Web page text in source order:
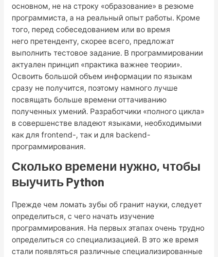
основном, не на строку «образование» в резюме
программиста, а на реальный опыт работы. Кроме
того, перед собеседованием или во время
него претенденту, скорее всего, предложат
выполнить тестовое задание. В программировании
актуален принцип «практика важнее теории».
Освоить большой объем информации по языкам
сразу не получится, поэтому намного лучше
посвящать больше времени оттачиванию
полученных умений. Разработчики «полного цикла»
в совершенстве владеют языками, необходимыми
как для frontend-, так и для backend-
программирования.
Сколько времени нужно, чтобы
выучить Python
Прежде чем ломать зубы об гранит науки, следует
определиться, с чего начать изучение
программирования. На первых этапах очень трудно
определиться со специализацией. В это же время
стали появляться различные специализированные